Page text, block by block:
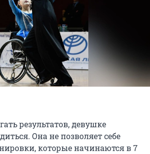
результатов, девушке
Она не позволяет себе
которые начинаются в 7